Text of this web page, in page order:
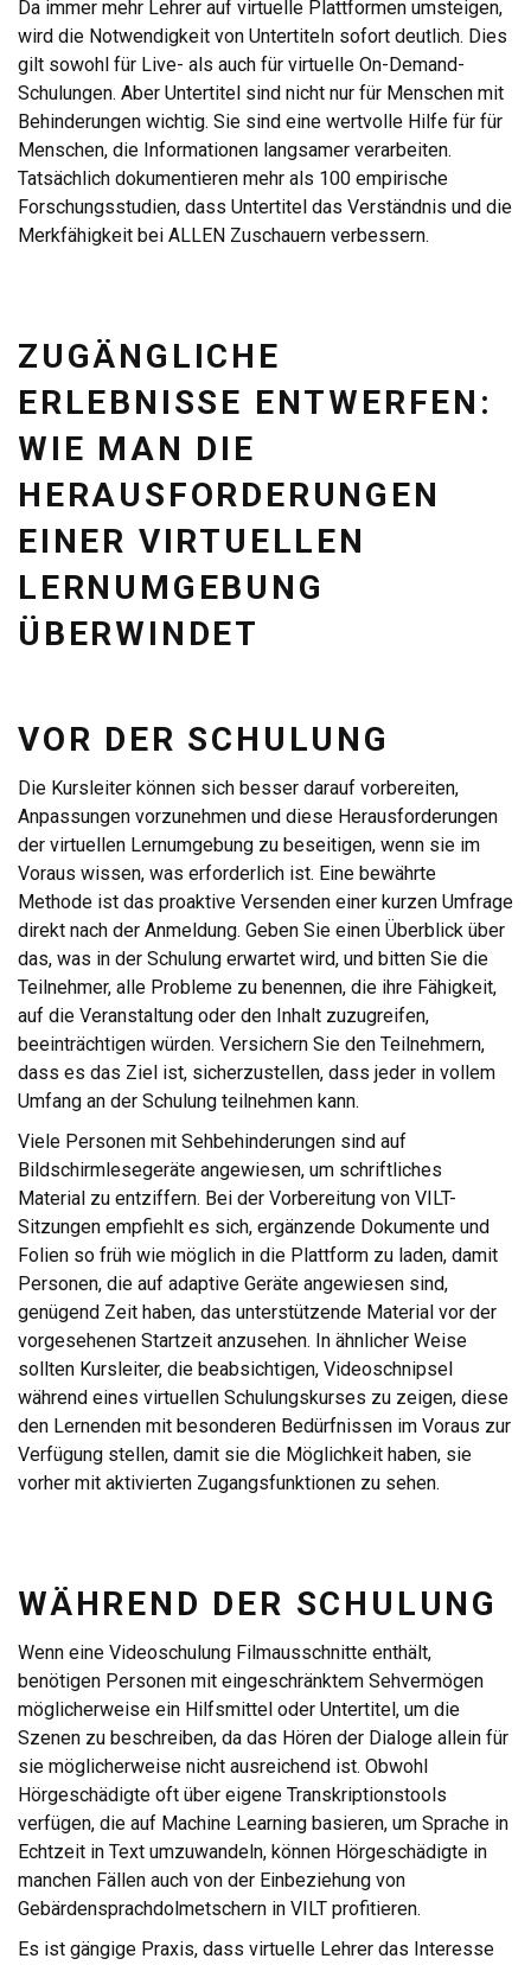
Da immer mehr Lehrer auf virtuelle Plattformen umsteigen,
wird die Notwendigkeit von Untertiteln sofort deutlich. Dies
gilt sowohl für Live- als auch für virtuelle On-Demand-
Schulungen. Aber Untertitel sind nicht nur für Menschen mit
Behinderungen wichtig. Sie sind eine wertvolle Hilfe für für
Menschen, die Informationen langsamer verarbeiten.
Tatsächlich dokumentieren mehr als 100 empirische
Forschungsstudien, dass Untertitel das Verständnis und die
Merkfähigkeit bei ALLEN Zuschauern verbessern.
ZUGÄNGLICHE
ERLEBNISSE ENTWERFEN:
WIE MAN DIE
HERAUSFORDERUNGEN
EINER VIRTUELLEN
LERNUMGEBUNG
ÜBERWINDET
VOR DER SCHULUNG
Die Kursleiter können sich besser darauf vorbereiten,
Anpassungen vorzunehmen und diese Herausforderungen
der virtuellen Lernumgebung zu beseitigen, wenn sie im
Voraus wissen, was erforderlich ist. Eine bewährte
Methode ist das proaktive Versenden einer kurzen Umfrage
direkt nach der Anmeldung. Geben Sie einen Überblick über
das, was in der Schulung erwartet wird, und bitten Sie die
Teilnehmer, alle Probleme zu benennen, die ihre Fähigkeit,
auf die Veranstaltung oder den Inhalt zuzugreifen,
beeinträchtigen würden. Versichern Sie den Teilnehmern,
dass es das Ziel ist, sicherzustellen, dass jeder in vollem
Umfang an der Schulung teilnehmen kann.
Viele Personen mit Sehbehinderungen sind auf
Bildschirmlesegeräte angewiesen, um schriftliches
Material zu entziffern. Bei der Vorbereitung von VILT-
Sitzungen empfiehlt es sich, ergänzende Dokumente und
Folien so früh wie möglich in die Plattform zu laden, damit
Personen, die auf adaptive Geräte angewiesen sind,
genügend Zeit haben, das unterstützende Material vor der
vorgesehenen Startzeit anzusehen. In ähnlicher Weise
sollten Kursleiter, die beabsichtigen, Videoschnipsel
während eines virtuellen Schulungskurses zu zeigen, diese
den Lernenden mit besonderen Bedürfnissen im Voraus zur
Verfügung stellen, damit sie die Möglichkeit haben, sie
vorher mit aktivierten Zugangsfunktionen zu sehen.
WÄHREND DER SCHULUNG
Wenn eine Videoschulung Filmausschnitte enthält,
benötigen Personen mit eingeschränktem Sehvermögen
möglicherweise ein Hilfsmittel oder Untertitel, um die
Szenen zu beschreiben, da das Hören der Dialoge allein für
sie möglicherweise nicht ausreichend ist. Obwohl
Hörgeschädigte oft über eigene Transkriptionstools
verfügen, die auf Machine Learning basieren, um Sprache in
Echtzeit in Text umzuwandeln, können Hörgeschädigte in
manchen Fällen auch von der Einbeziehung von
Gebärdensprachdolmetschern in VILT profitieren.
Es ist gängige Praxis, dass virtuelle Lehrer das Interesse